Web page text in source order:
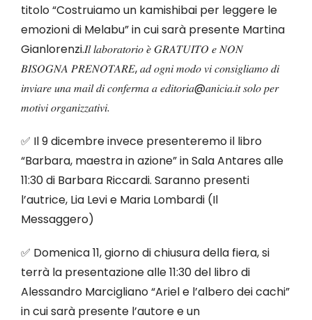
titolo “Costruiamo un kamishibai per leggere le
emozioni di Melabu” in cui sarà presente Martina
Gianlorenzi.𝐼𝑙 𝑙𝑎𝑏𝑜𝑟𝑎𝑡𝑜𝑟𝑖𝑜 𝑒̀ 𝐺𝑅𝐴𝑇𝑈𝐼𝑇𝑂 𝑒 𝑁𝑂𝑁
𝐵𝐼𝑆𝑂𝐺𝑁𝐴 𝑃𝑅𝐸𝑁𝑂𝑇𝐴𝑅𝐸, 𝑎𝑑 𝑜𝑔𝑛𝑖 𝑚𝑜𝑑𝑜 𝑣𝑖 𝑐𝑜𝑛𝑠𝑖𝑔𝑙𝑖𝑎𝑚𝑜 𝑑𝑖
𝑖𝑛𝑣𝑖𝑎𝑟𝑒 𝑢𝑛𝑎 𝑚𝑎𝑖𝑙 𝑑𝑖 𝑐𝑜𝑛𝑓𝑒𝑟𝑚𝑎 𝑎 𝑒𝑑𝑖𝑡𝑜𝑟𝑖𝑎@𝑎𝑛𝑖𝑐𝑖𝑎.𝑖𝑡 𝑠𝑜𝑙𝑜 𝑝𝑒𝑟
𝑚𝑜𝑡𝑖𝑣𝑖 𝑜𝑟𝑔𝑎𝑛𝑖𝑧𝑧𝑎𝑡𝑖𝑣𝑖.
✅ Il 9 dicembre invece presenteremo il libro
“Barbara, maestra in azione” in Sala Antares alle
11:30 di Barbara Riccardi. Saranno presenti
l’autrice, Lia Levi e Maria Lombardi (Il
Messaggero)
✅ Domenica 11, giorno di chiusura della fiera, si
terrà la presentazione alle 11:30 del libro di
Alessandro Marcigliano “Ariel e l’albero dei cachi”
in cui sarà presente l’autore e un